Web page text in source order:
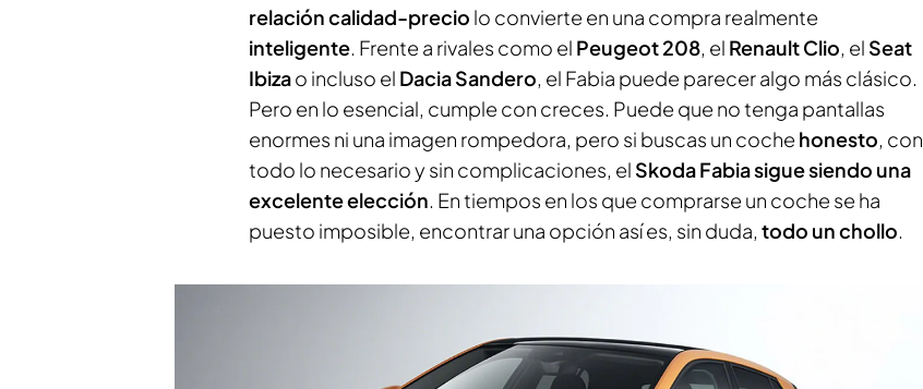
relación calidad-precio lo convierte en una compra realmente
inteligente. Frente a rivales como el Peugeot 208, el Renault Clio, el Seat
Ibizao incluso el Dacia Sandero, el Fabia puede parecer algo más clásico.
Pero en lo esencial, cumple con creces. Puede que no tenga pantallas
enormes ni una imagen rompedora, pero si buscas un coche honesto, con
todo lo necesario y sin complicaciones, el Skoda Fabia sigue siendo una
excelente elección. En tiempos en los que comprarse un coche se ha
puesto imposible, encontrar una opción así es, sin duda, todo un chollo.